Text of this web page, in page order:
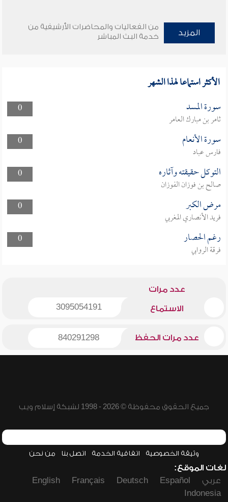
المزيد
من الفعاليات والمحاضرات الأرشيفية من
خدمة البث المباشر
الأكثر استماعا لهذا الشهر
0 سورة المسد
ثامر بن مبارك العامر
0
سورة الأنعام
فارس عباد
0
التوكل حقيقته وآثاره
صالح بن فوزان الفوزان
0
مرض الكبر
فريد الأنصاري المغربي
0
رغم الحصار
فرقة الروابي
عدد مرات
الاستماع 3095054191
عدد مرات الحفظ 840291298
جميع الحقوق محفوظة © 2026 - 1998 لشبكة إسلام ويب
وثيقة الخصوصية اتفاقية الخدمة اتصل بنا من نحن
لغات الموقع:
عربي
Español
Deutsch
Français
English
Indonesia